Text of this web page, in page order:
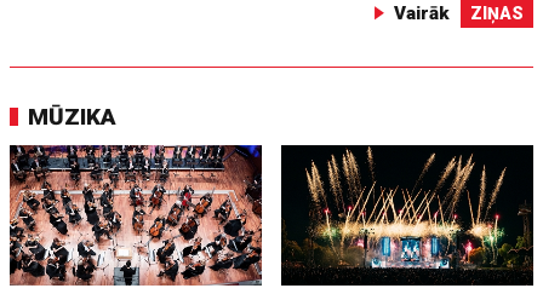
Vairāk ZIŅAS
MŪZIKA